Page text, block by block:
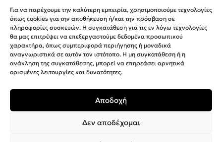
Για να παρέχουμε την καλύτερη εμπειρία, χρησιμοποιούμε τεχνολογίες
όπως cookies για την αποθήκευση ή/και την πρόσβαση σε
πληροφορίες συσκευών. Η συγκατάθεση για τις εν λόγω τεχνολογίες
θα μας επιτρέψει να επεξεργαστούμε δεδομένα προσωπικού
χαρακτήρα, όπως συμπεριφορά περιήγησης ή μοναδικά
αναγνωριστικά σε αυτόν τον ιστότοπο. Η μη συγκατάθεση ή η
ανάκληση της συγκατάθεσης, μπορεί να επηρεάσει αρνητικά
ορισμένες λειτουργίες και δυνατότητες.
Αποδοχή
Δεν αποδέχομαι
Copyright 2026, MEGA Parras
Κατασκευή ΙστοσελίδωνInteractive Net Solutions